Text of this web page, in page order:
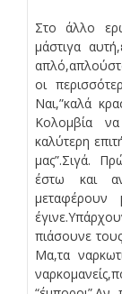
Στο άλλο
μάστιγα
οι
Ναι,”καλά
Κολομβία να
καλύτερη
μας”.Σιγά.
έστω και αν
μεταφέρουν
πιάσουνε
Μα,τα